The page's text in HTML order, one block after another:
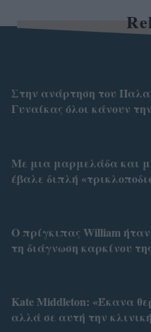
Στην ανάρτηση του
Γυναίκας όλοι κάνουν
Με μια μαρμελάδα και
έβαλε διπλή
Ο πρίγκιπας William
τη διάγνωση καρκίνου
Κate Middleton: «Έκανα
αλλά σε αυτή την